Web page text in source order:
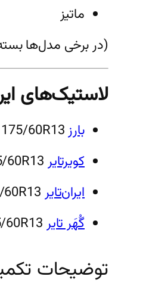
ماتیز
(در برخی مدل‌ها
لاستیک‌های
بارز175/60R13 مدل P640
کویرتایر
ایران‌تایر
گُهَر تایر
توضیحات